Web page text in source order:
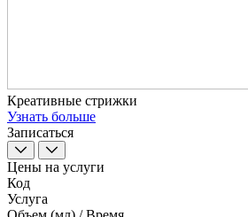
Креативные стрижки
Узнать больше
Записаться
Цены на услуги
Код
Услуга